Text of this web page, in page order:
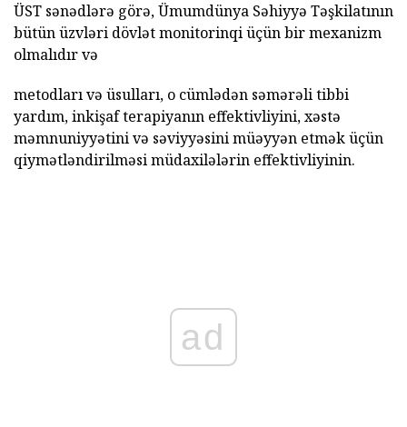
ÜST sənədlərə görə, Ümumdünya Səhiyyə Təşkilatının
bütün üzvləri dövlət monitorinqi üçün bir mexanizm
olmalıdır və
metodları və üsulları, o cümlədən səmərəli tibbi
yardım, inkişaf terapiyanın effektivliyini, xəstə
məmnuniyyətini və səviyyəsini müəyyən etmək üçün
qiymətləndirilməsi müdaxilələrin effektivliyinin.
ad